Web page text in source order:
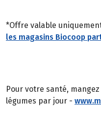
*Offre valable
les magasins Biocoop
Pour votre santé,
légumes par jour -